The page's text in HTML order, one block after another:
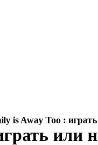
is Away Too :
или